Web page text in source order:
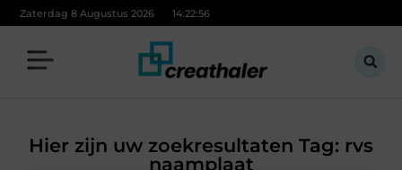
Zaterdag 8 Augustus 2026 14:22:56
Hier zijn uw zoekresultaten Tag: rvs
naamplaat